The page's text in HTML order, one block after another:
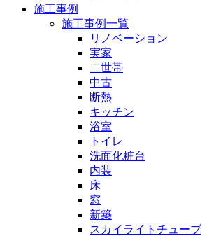
施工事例
施工事例一覧
リノベーション
実家
二世帯
中古
断熱
キッチン
浴室
トイレ
洗面化粧台
内装
床
窓
新築
スカイライトチューブ